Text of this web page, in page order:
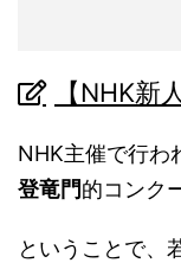
【NHK新
NHK主催で行わ
登竜門的コンク
ということで、